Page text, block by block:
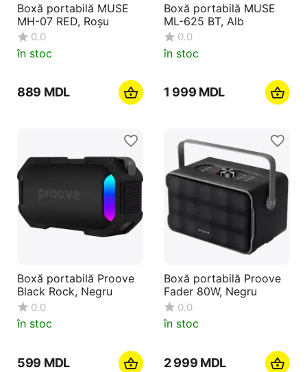
Boxă portabilă MUSE
MH-07 RED, Roșu
0.0
în stoc
‍889‍ MDL
Boxă portabilă MUSE
ML-625 BT, Alb
0.0
în stoc
1 999 MDL
Boxă portabilă Proove
Black Rock, Negru
0.0
în stoc
‍599‍ MDL
Boxă portabilă Proove
Fader 80W, Negru
0.0
în stoc
2 999 MDL